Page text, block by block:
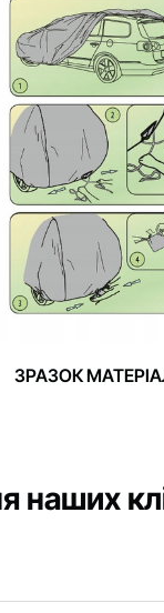
ЗРАЗОК
наших